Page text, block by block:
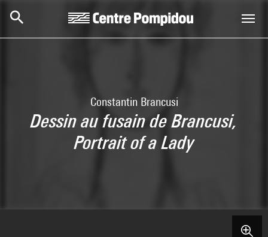
Constantin Brancusi
Dessin au fusain de Brancusi,
Portrait of a Lady